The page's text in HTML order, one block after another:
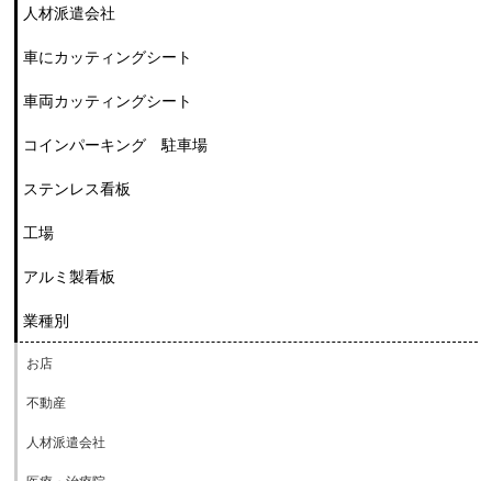
人材派遣会社
車にカッティングシート
車両カッティングシート
コインパーキング 駐車場
ステンレス看板
工場
アルミ製看板
業種別
お店
不動産
人材派遣会社